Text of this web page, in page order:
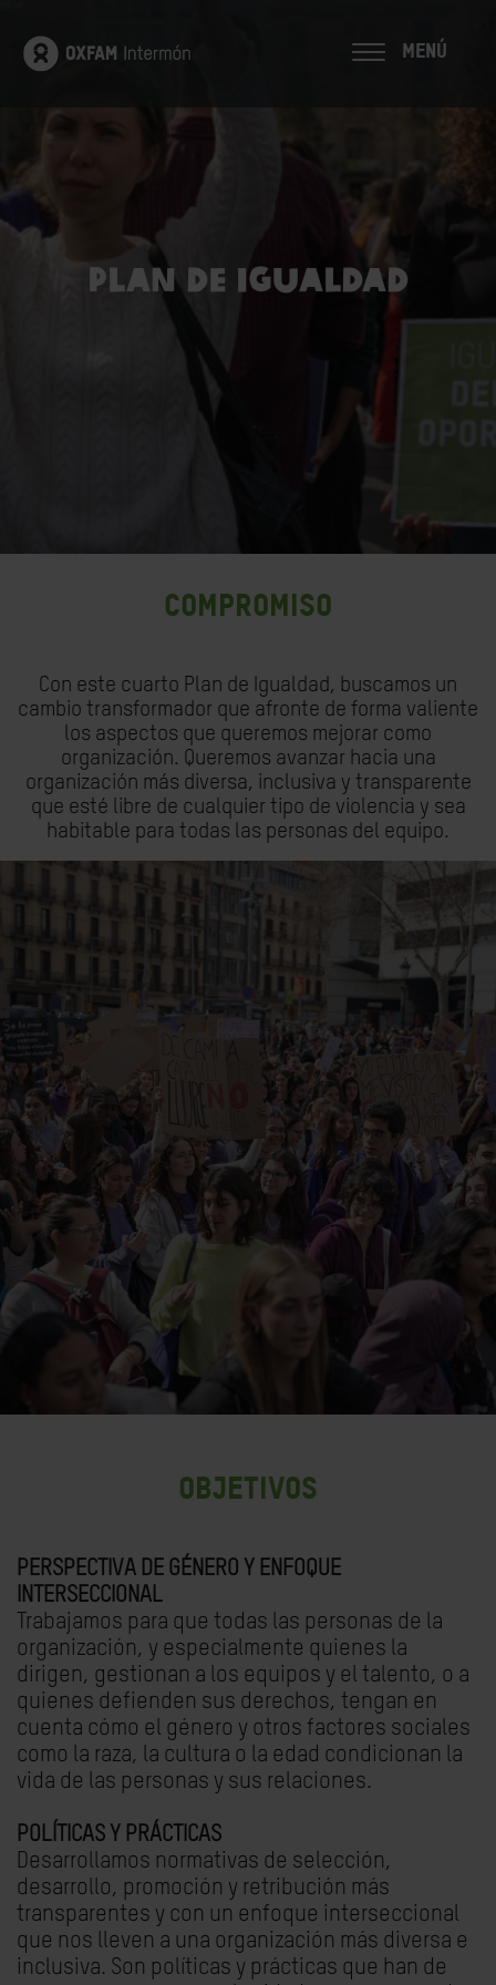
MENÚ
PLAN DE IGUALDAD
COMPROMISO
Con este cuarto Plan de Igualdad, buscamos un
cambio transformador que afronte de forma valiente
los aspectos que queremos mejorar como
organización. Queremos avanzar hacia una
organización más diversa, inclusiva y transparente
que esté libre de cualquier tipo de violencia y sea
habitable para todas las personas del equipo.
OBJETIVOS
PERSPECTIVA DE GÉNERO Y ENFOQUE
INTERSECCIONAL
Trabajamos para que todas las personas de la
organización, y especialmente quienes la
dirigen, gestionan a los equipos y el talento, o a
quienes defienden sus derechos, tengan en
cuenta cómo el género y otros factores sociales
como la raza, la cultura o la edad condicionan la
vida de las personas y sus relaciones.
POLÍTICAS Y PRÁCTICAS
Desarrollamos normativas de selección,
desarrollo, promoción y retribución más
transparentes y con un enfoque interseccional
que nos lleven a una organización más diversa e
inclusiva. Son políticas y prácticas que han de